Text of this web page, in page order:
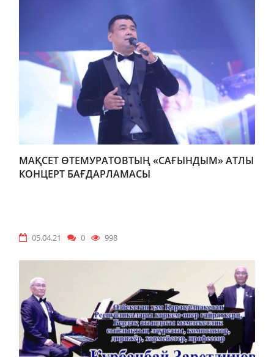
МАҚСЕТ ӨТЕМУРАТОВТЫҢ «САҒЫНДЫМ» АТЛЫ
КОНЦЕРТ БАҒДАРЛАМАСЫ
05.04.21 0 998